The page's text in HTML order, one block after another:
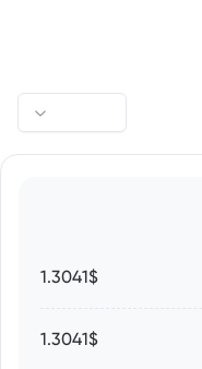
1.3041$
1.3041$